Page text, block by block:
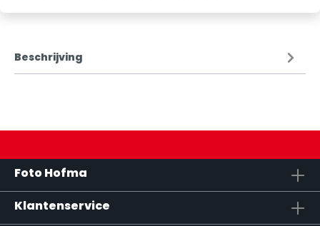
Beschrijving
Foto Hofma
Klantenservice